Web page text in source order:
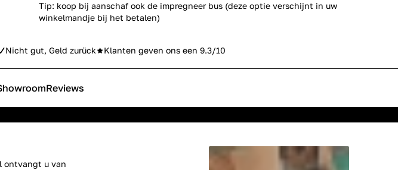
Tip: koop bij aanschaf ook de impregneer bus (deze optie verschijnt in uw
winkelmandje bij het betalen)
Nicht gut, Geld zurück Klanten geven ons een 9.3/10
Reviews
ontvangt u van